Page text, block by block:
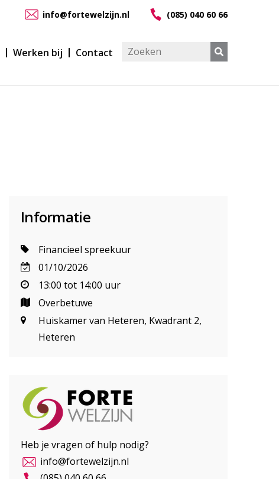
info@fortewelzijn.nl (085) 040 60 66
Werken bij Contact
Informatie
Financieel spreekuur
01/10/2026
13:00 tot 14:00 uur
Overbetuwe
Huiskamer van Heteren, Kwadrant 2,
Heteren
Heb je vragen of hulp nodig?
info@fortewelzijn.nl